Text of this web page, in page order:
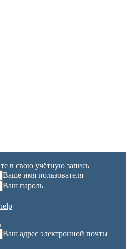
в свою учётную запись
Ваше имя пользователя
Ваш пароль
Ваш адрес электронной почты